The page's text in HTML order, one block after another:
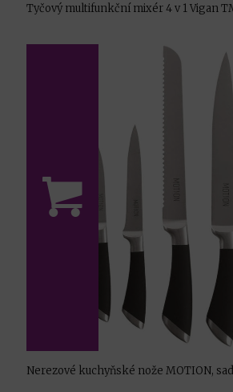
Tyčový multifunkční mixér 4 v 1 Vigan
Nerezové kuchyňské nože MOTION,